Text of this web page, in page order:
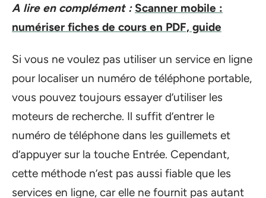
A lire en complément : Scanner mobile :
numériser fiches de cours en PDF, guide
Si vous ne voulez pas utiliser un service en ligne
pour localiser un numéro de téléphone portable,
vous pouvez toujours essayer d’utiliser les
moteurs de recherche. Il suffit d’entrer le
numéro de téléphone dans les guillemets et
d’appuyer sur la touche Entrée. Cependant,
cette méthode n’est pas aussi fiable que les
services en ligne, car elle ne fournit pas autant